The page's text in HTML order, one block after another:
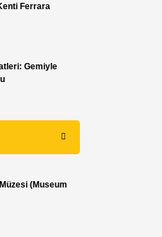
Ferrara
Gemiyle
(Museum